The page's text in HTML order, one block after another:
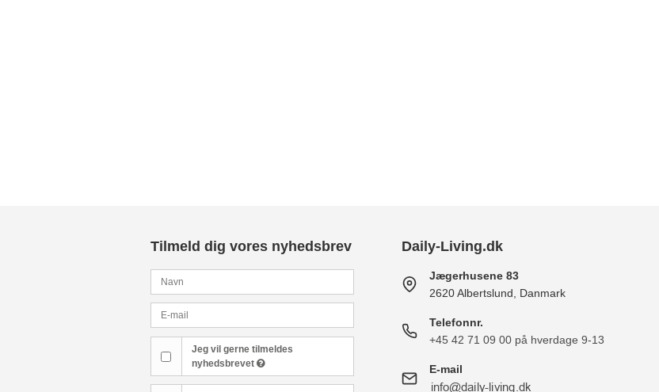
Tilmeld dig vores nyhedsbrev
Jeg vil gerne tilmeldes
nyhedsbrevet
Daily-Living.dk
Jægerhusene 83
2620 Albertslund, Danmark
Telefonnr.
+45 42 71 09 00 på hverdage 9-13
E-mail